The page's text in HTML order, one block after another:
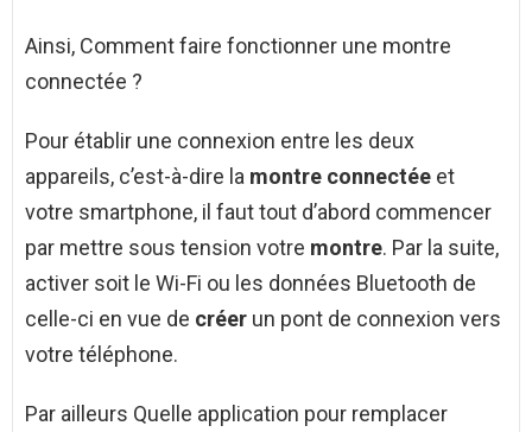
Ainsi, Comment faire fonctionner une montre
connectée ?
Pour établir une connexion entre les deux
appareils, c’est-à-dire la montre connectée et
votre smartphone, il faut tout d’abord commencer
par mettre sous tension votre montre. Par la suite,
activer soit le Wi-Fi ou les données Bluetooth de
celle-ci en vue de créer un pont de connexion vers
votre téléphone.
Par ailleurs Quelle application pour remplacer